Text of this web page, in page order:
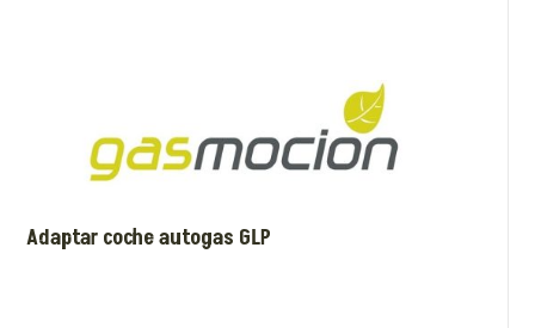
Adaptar coche autogas GLP